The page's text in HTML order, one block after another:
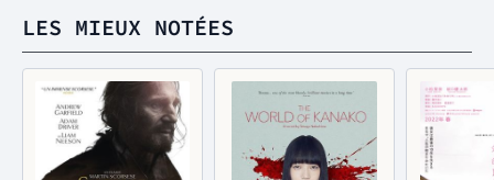
LES MIEUX NOTÉES